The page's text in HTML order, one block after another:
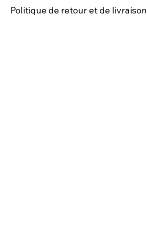
Politique de retour et de livraison